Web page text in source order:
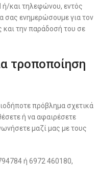
και τηλεφώνου, εντός
σας ενημερώσουμε για τον
και την παράδοσή του σε
τροποποίηση
πρόβλημα σχετικά
ή να αφαιρέσετε
μαζί μας με τους
ή 6972 460180,